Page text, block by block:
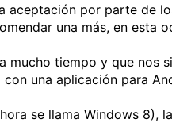
por parte de
una más, en esta
tiempo y que nos
una aplicación para
se llama Windows 8),